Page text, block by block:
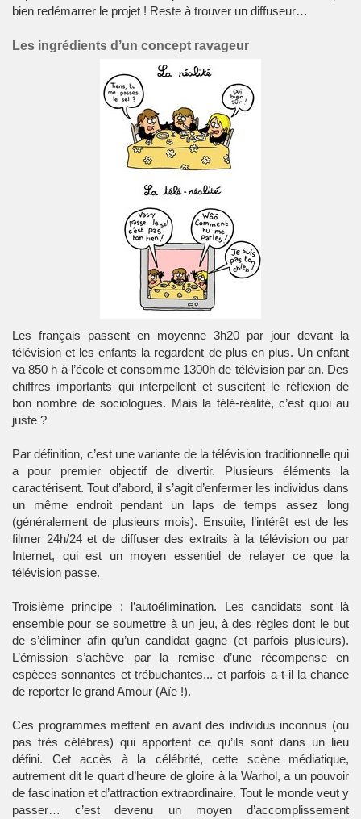
bien redémarrer le projet ! Reste à trouver un diffuseur…
Les ingrédients d’un concept ravageur
Les français passent en moyenne 3h20 par jour devant la
télévision et les enfants la regardent de plus en plus. Un enfant
va 850 h à l’école et consomme 1300h de télévision par an. Des
chiffres importants qui interpellent et suscitent le réflexion de
bon nombre de sociologues. Mais la télé-réalité, c’est quoi au
juste ?
Par définition, c’est une variante de la télévision traditionnelle qui
a pour premier objectif de divertir. Plusieurs éléments la
caractérisent. Tout d’abord, il s’agit d’enfermer les individus dans
un même endroit pendant un laps de temps assez long
(généralement de plusieurs mois). Ensuite, l’intérêt est de les
filmer 24h/24 et de diffuser des extraits à la télévision ou par
Internet, qui est un moyen essentiel de relayer ce que la
télévision passe.
Troisième principe : l’autoélimination. Les candidats sont là
ensemble pour se soumettre à un jeu, à des règles dont le but
de s’éliminer afin qu’un candidat gagne (et parfois plusieurs).
L’émission s’achève par la remise d’une récompense en
espèces sonnantes et trébuchantes... et parfois a-t-il la chance
de reporter le grand Amour (Aïe !).
Ces programmes mettent en avant des individus inconnus (ou
pas très célèbres) qui apportent ce qu’ils sont dans un lieu
défini. Cet accès à la célébrité, cette scène médiatique,
autrement dit le quart d’heure de gloire à la Warhol, a un pouvoir
de fascination et d’attraction extraordinaire. Tout le monde veut y
passer… c’est devenu un moyen d’accomplissement